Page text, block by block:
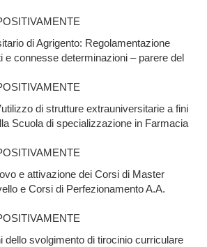
di Agrigento: Regolamentazione
e connesse determinazioni – parere del
di strutture extrauniversitarie a fini
Scuola di specializzazione in Farmacia
e attivazione dei Corsi di Master
e Corsi di Perfezionamento A.A.
dello svolgimento di tirocinio curriculare